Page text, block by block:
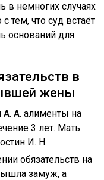
немногих случаях
тем, что суд встаёт
оснований для
в
жены
А. А. алименты на
3 лет. Мать
И. Н.
обязательств на
замуж, а